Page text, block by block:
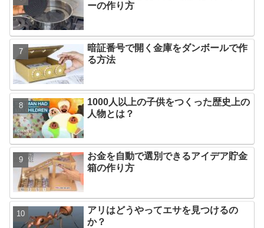
ーの作り方
暗証番号で開く金庫をダンボールで作
る方法
1000人以上の子供をつくった歴史上の
人物とは？
お金を自動で選別できるアイデア貯金
箱の作り方
アリはどうやってエサを見つけるの
か？